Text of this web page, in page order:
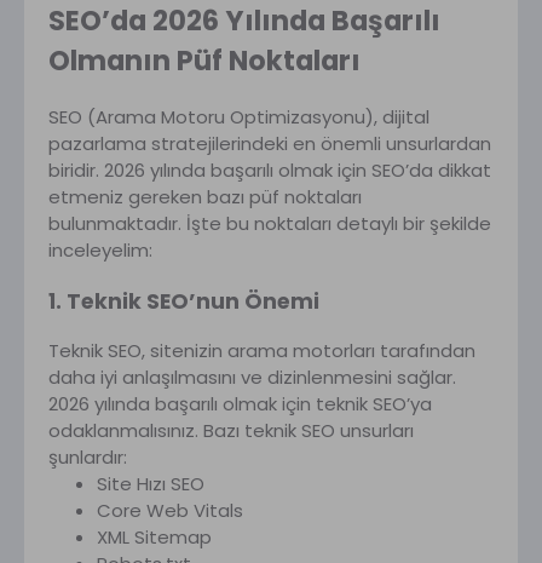
SEO’da 2026 Yılında Başarılı
Olmanın Püf Noktaları
SEO (Arama Motoru Optimizasyonu), dijital
pazarlama stratejilerindeki en önemli unsurlardan
biridir. 2026 yılında başarılı olmak için SEO’da dikkat
etmeniz gereken bazı püf noktaları
bulunmaktadır. İşte bu noktaları detaylı bir şekilde
inceleyelim:
1. Teknik SEO’nun Önemi
Teknik SEO, sitenizin arama motorları tarafından
daha iyi anlaşılmasını ve dizinlenmesini sağlar.
2026 yılında başarılı olmak için teknik SEO’ya
odaklanmalısınız. Bazı teknik SEO unsurları
şunlardır:
Site Hızı SEO
Core Web Vitals
XML Sitemap